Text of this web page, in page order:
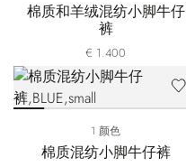
棉质和羊绒混纺小脚牛仔
裤
€ 1.400
1 颜色
棉质混纺小脚牛仔裤